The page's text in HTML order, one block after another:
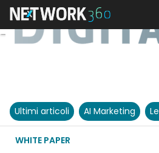
Ultimi articoli AI Marketing
WHITE PAPER